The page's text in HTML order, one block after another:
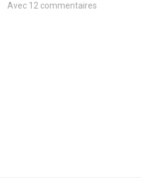
Avec 12 commentaires